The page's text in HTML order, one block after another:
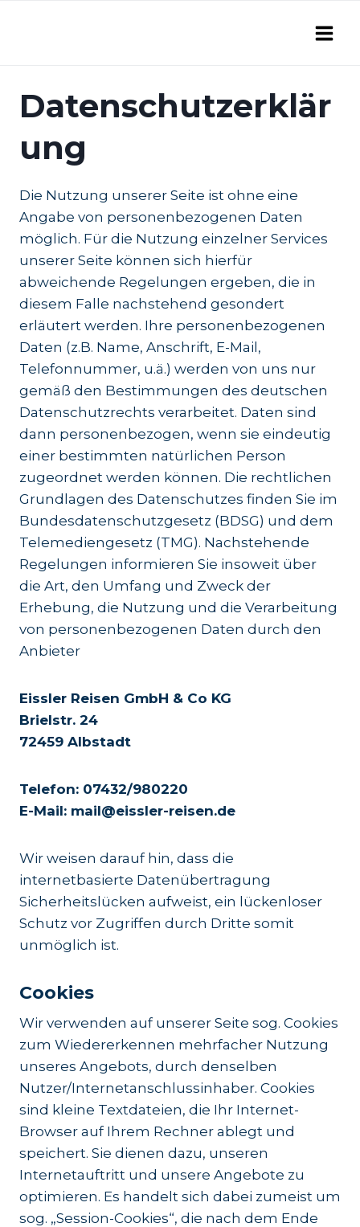
Datenschutzerklär
ung
Die Nutzung unserer Seite ist ohne eine
Angabe von personenbezogenen Daten
möglich. Für die Nutzung einzelner Services
unserer Seite können sich hierfür
abweichende Regelungen ergeben, die in
diesem Falle nachstehend gesondert
erläutert werden. Ihre personenbezogenen
Daten (z.B. Name, Anschrift, E-Mail,
Telefonnummer, u.ä.) werden von uns nur
gemäß den Bestimmungen des deutschen
Datenschutzrechts verarbeitet. Daten sind
dann personenbezogen, wenn sie eindeutig
einer bestimmten natürlichen Person
zugeordnet werden können. Die rechtlichen
Grundlagen des Datenschutzes finden Sie im
Bundesdatenschutzgesetz (BDSG) und dem
Telemediengesetz (TMG). Nachstehende
Regelungen informieren Sie insoweit über
die Art, den Umfang und Zweck der
Erhebung, die Nutzung und die Verarbeitung
von personenbezogenen Daten durch den
Anbieter
Eissler Reisen GmbH & Co KG
Brielstr. 24
72459 Albstadt
Telefon: 07432/980220
E-Mail: mail@eissler-reisen.de
Wir weisen darauf hin, dass die
internetbasierte Datenübertragung
Sicherheitslücken aufweist, ein lückenloser
Schutz vor Zugriffen durch Dritte somit
unmöglich ist.
Cookies
Wir verwenden auf unserer Seite sog. Cookies
zum Wiedererkennen mehrfacher Nutzung
unseres Angebots, durch denselben
Nutzer/Internetanschlussinhaber. Cookies
sind kleine Textdateien, die Ihr Internet-
Browser auf Ihrem Rechner ablegt und
speichert. Sie dienen dazu, unseren
Internetauftritt und unsere Angebote zu
optimieren. Es handelt sich dabei zumeist um
sog. „Session-Cookies“, die nach dem Ende